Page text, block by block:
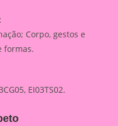
Corpo, gestos e
formas.
EI03TS02.